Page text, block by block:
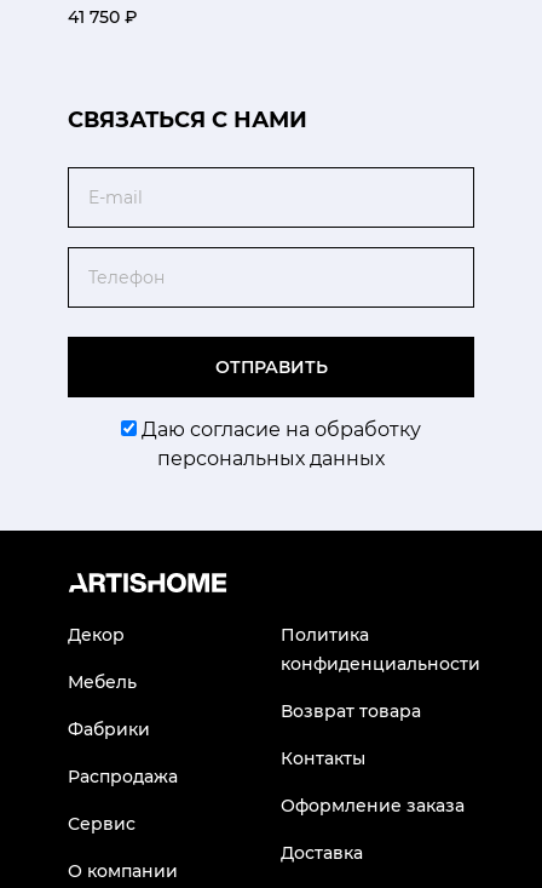
41 750 ₽
CВЯЗАТЬСЯ С НАМИ
ОТПРАВИТЬ
Даю согласие на обработку
персональных данных
Декор
Мебель
Фабрики
Распродажа
Сервис
О компании
Политика
конфиденциальности
Возврат товара
Контакты
Оформление заказа
Доставка